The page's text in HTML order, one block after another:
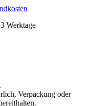
Werktage
Verpackung oder